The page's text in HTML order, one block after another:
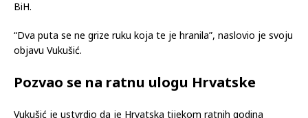
Povod Vukušićevoj reakciji bila je Zahiragićeva izjava da
hrvatskim političarima da se ne miješaju u unutarnja pitanja
BiH.
“Dva puta se ne grize ruku koja te je hranila”, naslovio je svoju